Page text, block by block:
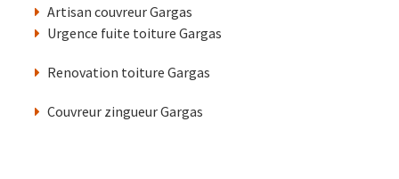
Artisan couvreur Gargas
Urgence fuite toiture Gargas
Renovation toiture Gargas
Couvreur zingueur Gargas